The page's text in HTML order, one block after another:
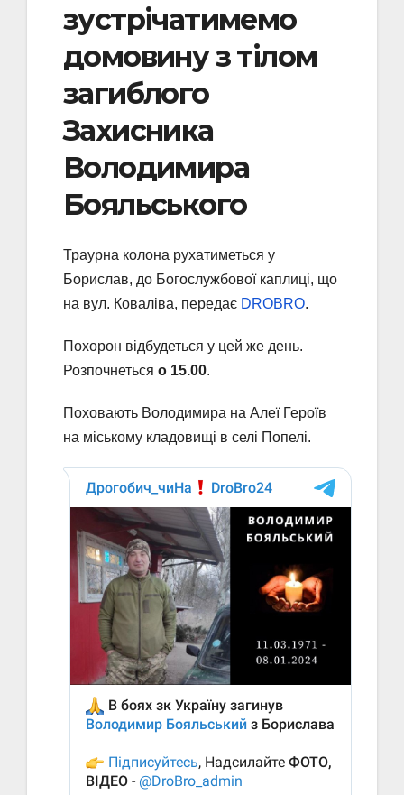
зустрічатимемо
домовину з тілом
загиблого
Захисника
Володимира
Бояльського
Траурна колона рухатиметься у
Борислав, до Богослужбової каплиці, що
на вул. Коваліва, передає DROBRO.
Похорон відбудеться у цей же день.
Розпочнеться о 15.00.
Поховають Володимира на Алеї Героїв
на міському кладовищі в селі Попелі.